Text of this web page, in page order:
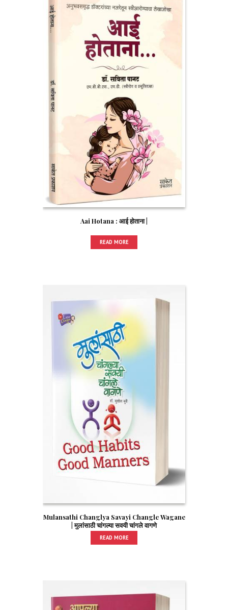
Aai Hotana : आई होताना |
READ MORE
Mulansathi Changlya Savayi Changle Wagane
| मुलांसाठी चांगल्या सवयी चांगले वागणे
READ MORE